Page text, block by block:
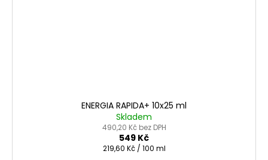
ENERGIA RAPIDA+ 10x25 ml
Skladem
490,20 Kč bez DPH
549 Kč
Měrná
219,60 Kč / 100 ml